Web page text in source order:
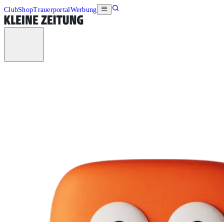
ClubShopTrauerportalWerbung